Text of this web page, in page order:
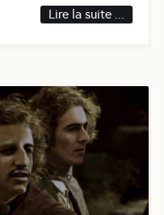
Lire la suite ...